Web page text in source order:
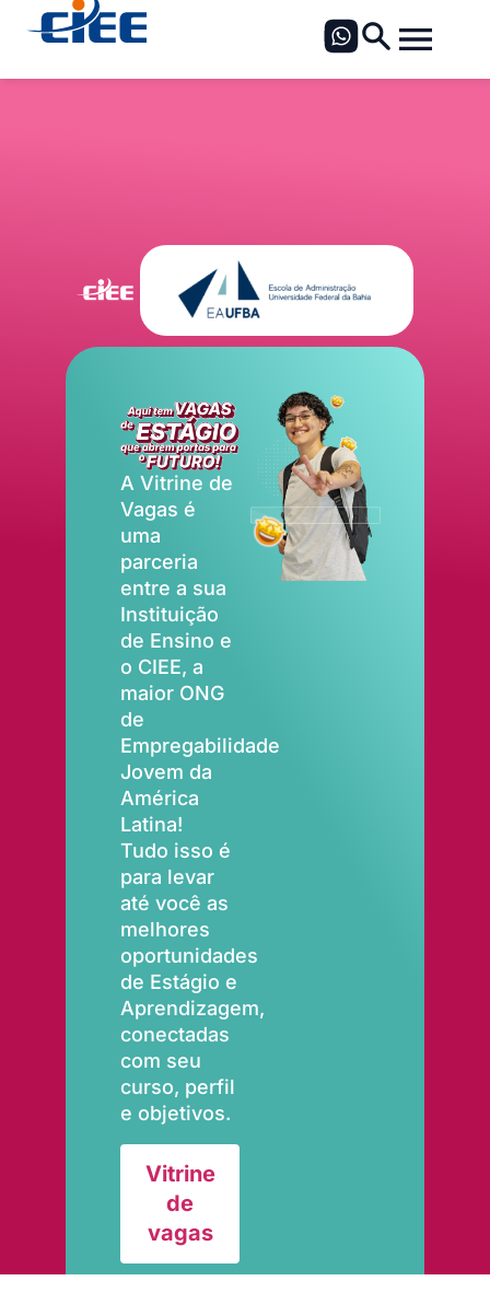
A Vitrine de
Vagas é
uma
parceria
entre a sua
Instituição
de Ensino e
o CIEE, a
maior ONG
de
Empregabilidade
Jovem da
América
Latina!
Tudo isso é
para levar
até você as
melhores
oportunidades
de Estágio e
Aprendizagem,
conectadas
com seu
curso, perfil
e objetivos.
Vitrine
de
vagas